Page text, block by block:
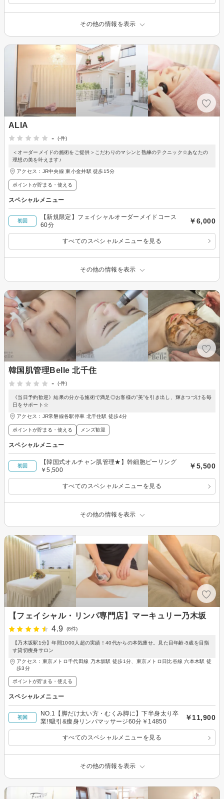
その他の情報を表示
ALIA
-
(-件)
＜オーダーメイドの施術をご提供＞こだわりのマシンと熟練のテクニック☆あなたの
理想の美を叶えます♪
アクセス：JR中央線 東小金井駅 徒歩15分
ポイントが貯まる・使える
スペシャルメニュー
初回
【新規限定】フェイシャルオーダーメイドコース
60分
￥6,000
すべてのスペシャルメニューを見る
その他の情報を表示
韓国肌管理Belle 北千住
-
(-件)
《当日予約歓迎》結果の分かる施術で満足◎お客様の”美”を引き出し、輝きつづける毎
日をサポート☆
アクセス：JR常磐線各駅停車 北千住駅 徒歩4分
ポイントが貯まる・使える メンズ歓迎
スペシャルメニュー
初回
【韓国式オルチャン肌管理★】幹細胞ピーリング
￥5,500
￥5,500
すべてのスペシャルメニューを見る
その他の情報を表示
【フェイシャル・リンパ専門店】マーキュリー乃木坂
4.9
(8件)
【乃木坂駅1分】年間1000人超の実績！40代からの本気痩せ。見た目年齢-5歳を目指
す貸切痩身サロン
アクセス：東京メトロ千代田線 乃木坂駅 徒歩1分、東京メトロ日比谷線 六本木駅 徒
歩3分
ポイントが貯まる・使える
スペシャルメニュー
初回
NO.1【脚だけ太い方・むくみ脚に】下半身太り卒
業!!吸引&痩身リンパマッサージ60分￥14850
￥11,900
すべてのスペシャルメニューを見る
その他の情報を表示